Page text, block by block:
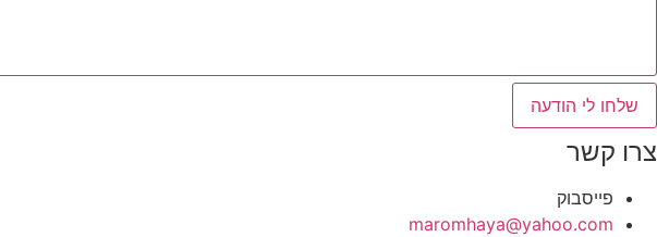
שלחו לי הודעה
צרו קשר
פייסבוק
‫maromhaya@yahoo.com